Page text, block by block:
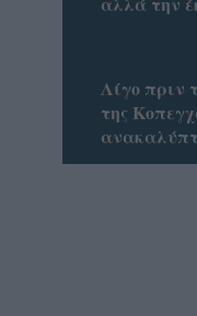
Λίγο πριν
της